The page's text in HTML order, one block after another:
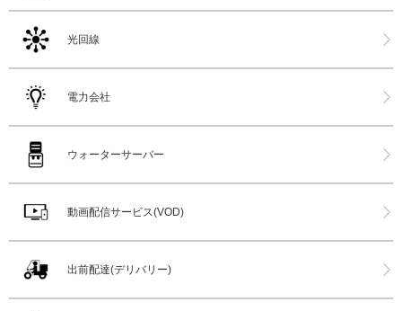
光回線
電力会社
ウォーターサーバー
動画配信サービス(VOD)
出前配達(デリバリー)